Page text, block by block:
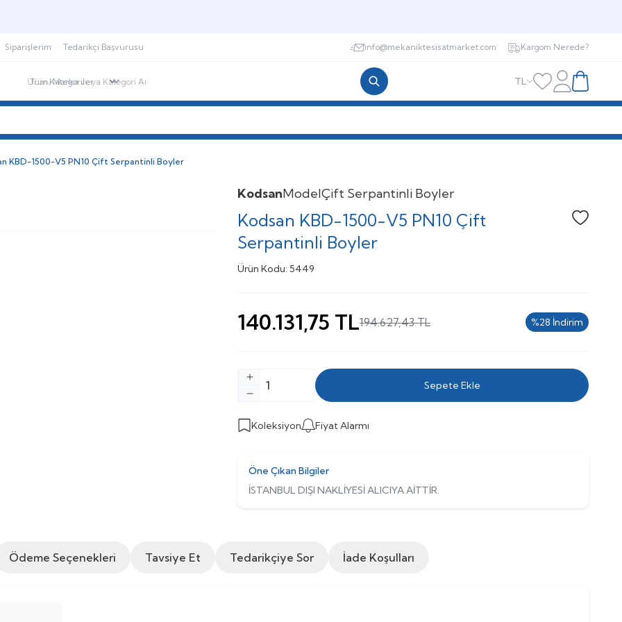
Siparişlerim Tedarikçi Başvurusu info@mekaniktesisatmarket.com Kargom Nerede?
TL Favorilerim
HesabımSepetim
KBD-1500-V5 PN10 Çift Serpantinli Boyler
KodsanModelÇift Serpantinli Boyler
Kodsan KBD-1500-V5 PN10 Çift
Serpantinli Boyler
Favoriye
Ürün Kodu: 5449
140.131,75 TL194.627,43TL %28 İndirim
Sepete Ekle
Koleksiyon Fiyat Alarmı
Öne Çıkan Bilgiler
İSTANBUL DIŞI NAKLİYESİ ALICIYA AİTTİR.
Ödeme Seçenekleri Tavsiye Et Tedarikçiye Sor İade Koşulları